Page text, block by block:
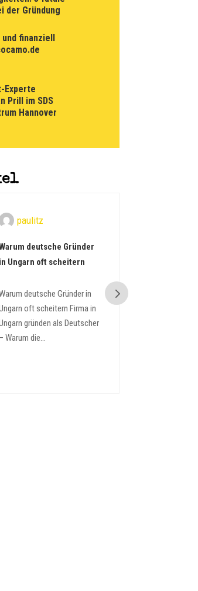
der Gründung
finanziell
Experte
Prill im SDS
Hannover
paulitz
deutsche Gründer
in Ungarn oft scheitern
deutsche Gründer in
oft scheitern Firma in
gründen als Deutscher
– Warum die...